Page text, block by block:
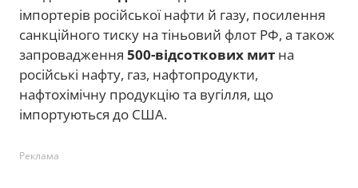
імпортерів російської нафти й газу, посилення
санкційного тиску на тіньовий флот РФ, а також
запровадження 500-відсоткових мит на
російські нафту, газ, нафтопродукти,
нафтохімічну продукцію та вугілля, що
імпортуються до США.
Реклама